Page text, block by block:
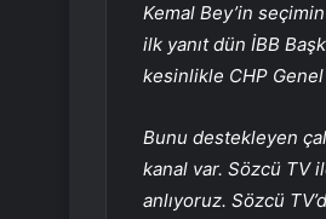
Kemal Bey’in
ilk yanıt dün İBB
kesinlikle CHP
Bunu destekleyen
kanal var. Sözcü TV
anlıyoruz. Sözcü